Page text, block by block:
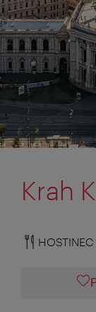
Krah
HOSTINEC